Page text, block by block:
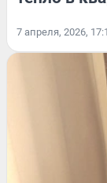
7 апреля, 2026,